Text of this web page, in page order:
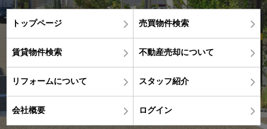
トップページ 売買物件検索
賃貸物件検索 不動産売却について
リフォームについて スタッフ紹介
会社概要 ログイン